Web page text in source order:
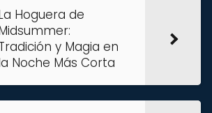
Hoguera de
y Magia en
Noche Más Corta